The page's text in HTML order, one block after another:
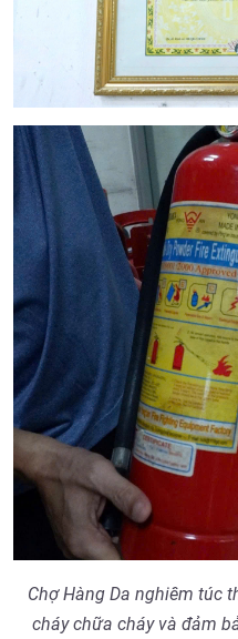
Chợ Hàng Da nghiêm túc
cháy chữa cháy và đảm